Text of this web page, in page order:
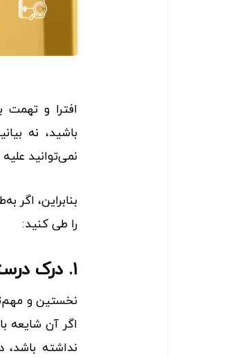
افترا و تهمت
باشید، نه
نمی‌توانید
بنابراین، اگر
را طی کنید:
۱. درک درستی از تهمت و افترا داشته باشید
نخستین و
اگر آن شایعه
نداشته